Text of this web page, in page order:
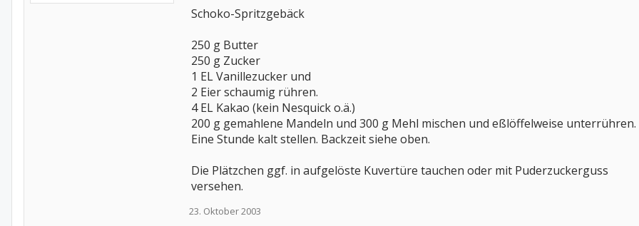
Schoko-Spritzgebäck
250 g Butter
250 g Zucker
1 EL Vanillezucker und
2 Eier schaumig rühren.
4 EL Kakao (kein Nesquick o.ä.)
200 g gemahlene Mandeln und 300 g Mehl mischen und eßlöffelweise unterrühren.
Eine Stunde kalt stellen. Backzeit siehe oben.
Die Plätzchen ggf. in aufgelöste Kuvertüre tauchen oder mit Puderzuckerguss
versehen.
23. Oktober 2003